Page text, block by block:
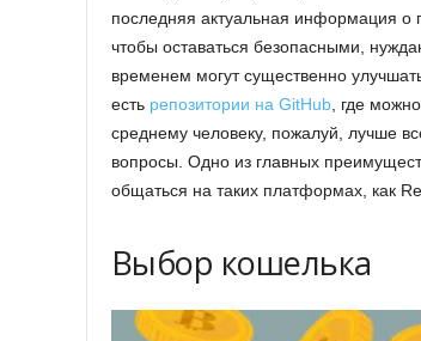
последняя актуальная информация о
чтобы оставаться безопасными,
временем могут существенно
есть репозитории на GitHub , где
среднему человеку, пожалуй, лучше
вопросы. Одно из главных
общаться на таких платформах, как
Выбор кошелька